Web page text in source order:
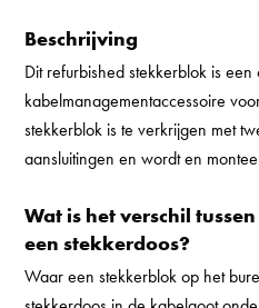
Beschrijving
Dit refurbished stekkerblok is een
kabelmanagementaccessoire
stekkerblok is te verkrijgen met
aansluitingen en wordt en
Wat is het verschil
een stekkerdoos?
Waar een stekkerblok op het